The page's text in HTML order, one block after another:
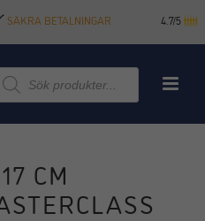
SÄKRA BETALNINGAR 4.7/5
CM